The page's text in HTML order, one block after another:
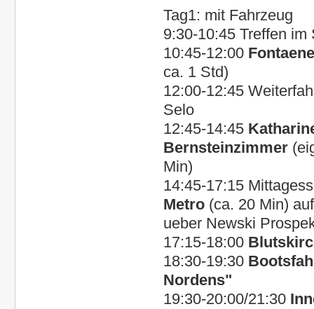
Tag1: mit Fahrzeug
9:30-10:45 Treffen
10:45-12:00
ca. 1 Std)
12:00-12:45
Selo
12:45-14:45
Bernsteinzimmer
Min)
14:45-17:15
Metro (ca. 20 Min)
ueber Newski
17:15-18:00
18:30-19:30
Nordens"
19:30-20:00/21:30